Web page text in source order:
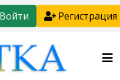
Войти Регистрация